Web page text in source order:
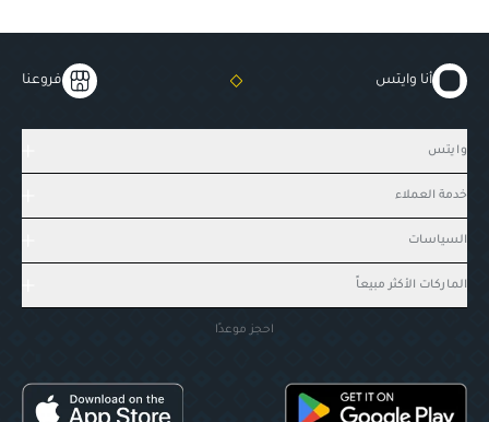
أنا وايتس فروعنا
وايتس
خدمة العملاء
السياسات
الماركات الأكثر مبيعاً
احجز موعدًا